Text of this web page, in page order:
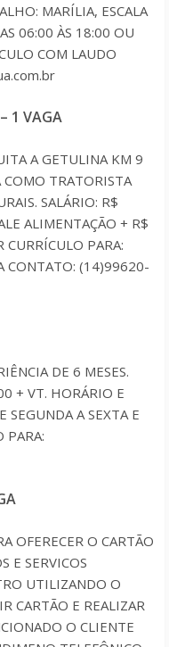
MARÍLIA, ESCALA
06:00 ÀS 18:00 OU
COM LAUDO
1 VAGA
A GETULINA KM 9
COMO TRATORISTA
SALÁRIO: R$
ALIMENTAÇÃO + R$
PARA:
CONTATO: (14)99620-
DE 6 MESES.
+ VT. HORÁRIO E
SEGUNDA A SEXTA E
PARA:
OFERECER O CARTÃO
E SERVICOS
UTILIZANDO O
CARTÃO E REALIZAR
O CLIENTE